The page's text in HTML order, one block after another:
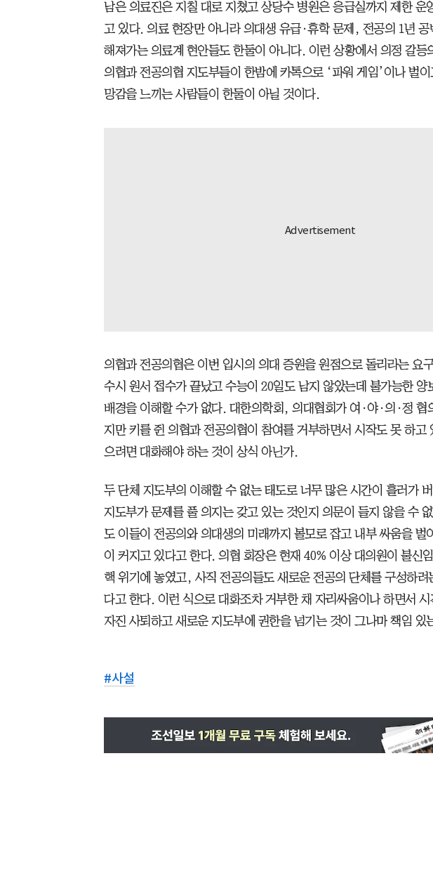
남은 의료진은 지칠 대로 지쳤고 상당수 병원은 응급실까지 제한 운
고 있다. 의료 현장만 아니라 의대생 유급·휴학 문제, 전공의 1년 공
해져가는 의료계 현안들도 한둘이 아니다. 이런 상황에서 의정 갈등
의협과 전공의협 지도부들이 한밤에 카톡으로 ‘파워 게임’이나 벌
망감을 느끼는 사람들이 한둘이 아닐 것이다.
의협과 전공의협은 이번 입시의 의대 증원을 원점으로 돌리라는 요
수시 원서 접수가 끝났고 수능이 20일도 남지 않았는데 불가능한 양
배경을 이해할 수가 없다. 대한의학회, 의대협회가 여·야·의·정 협
지만 키를 쥔 의협과 전공의협이 참여를 거부하면서 시작도 못 하고
으려면 대화해야 하는 것이 상식 아닌가.
두 단체 지도부의 이해할 수 없는 태도로 너무 많은 시간이 흘러가
지도부가 문제를 풀 의지는 갖고 있는 것인지 의문이 들지 않을 수
도 이들이 전공의와 의대생의 미래까지 볼모로 잡고 내부 싸움을 벌
이 커지고 있다고 한다. 의협 회장은 현재 40% 이상 대의원이 불신
핵 위기에 놓였고, 사직 전공의들도 새로운 전공의 단체를 구성하려
다고 한다. 이런 식으로 대화조차 거부한 채 자리싸움이나 하면서 시
자진 사퇴하고 새로운 지도부에 권한을 넘기는 것이 그나마 책임 있
#사설